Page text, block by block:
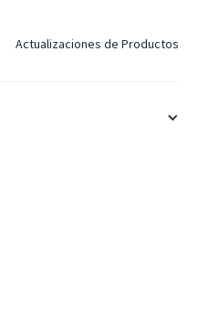
Actualizaciones de Productos